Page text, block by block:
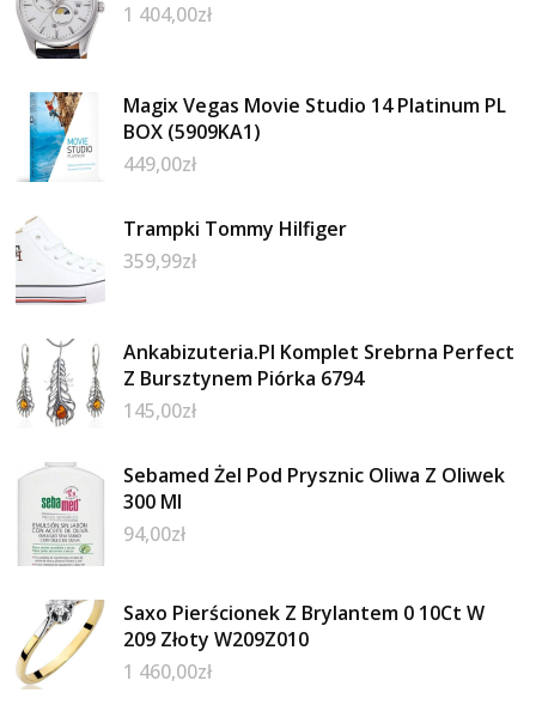
1 404,00zł
Magix Vegas Movie Studio 14 Platinum PL
BOX (5909KA1)
449,00zł
Trampki Tommy Hilfiger
359,99zł
Ankabizuteria.Pl Komplet Srebrna Perfect
Z Bursztynem Piórka 6794
145,00zł
Sebamed Żel Pod Prysznic Oliwa Z Oliwek
300 Ml
94,00zł
Saxo Pierścionek Z Brylantem 0 10Ct W
209 Złoty W209Z010
1 460,00zł